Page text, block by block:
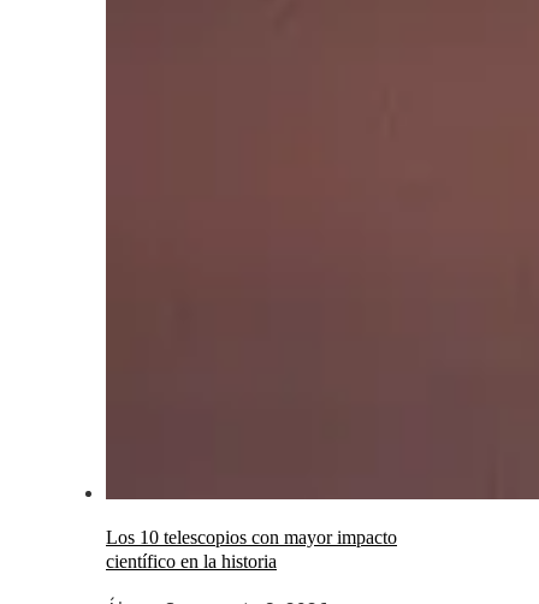
Los 10 telescopios con mayor impacto
científico en la historia